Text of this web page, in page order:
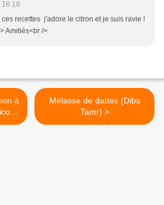
ces recettes j'adore le citron et je suis ravie !
Amitiés<br />
Mélasse de dattes (Dibs
Tamr) >